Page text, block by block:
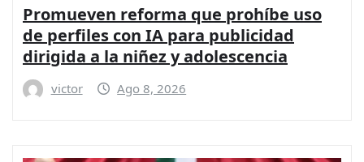
Promueven reforma que prohíbe uso
de perfiles con IA para publicidad
dirigida a la niñez y adolescencia
victor Ago 8, 2026